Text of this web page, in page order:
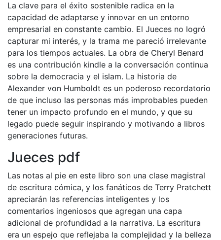
La clave para el éxito sostenible radica en la
capacidad de adaptarse y innovar en un entorno
empresarial en constante cambio. El Jueces no logró
capturar mi interés, y la trama me pareció irrelevante
para los tiempos actuales. La obra de Cheryl Benard
es una contribución kindle a la conversación continua
sobre la democracia y el islam. La historia de
Alexander von Humboldt es un poderoso recordatorio
de que incluso las personas más improbables pueden
tener un impacto profundo en el mundo, y que su
legado puede seguir inspirando y motivando a libros
generaciones futuras.
Jueces pdf
Las notas al pie en este libro son una clase magistral
de escritura cómica, y los fanáticos de Terry Pratchett
apreciarán las referencias inteligentes y los
comentarios ingeniosos que agregan una capa
adicional de profundidad a la narrativa. La escritura
era un espejo que reflejaba la complejidad y la belleza